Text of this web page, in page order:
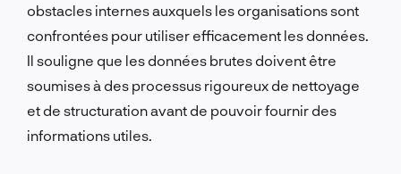
obstacles internes auxquels les organisations sont
confrontées pour utiliser efficacement les données.
Il souligne que les données brutes doivent être
soumises à des processus rigoureux de nettoyage
et de structuration avant de pouvoir fournir des
informations utiles.